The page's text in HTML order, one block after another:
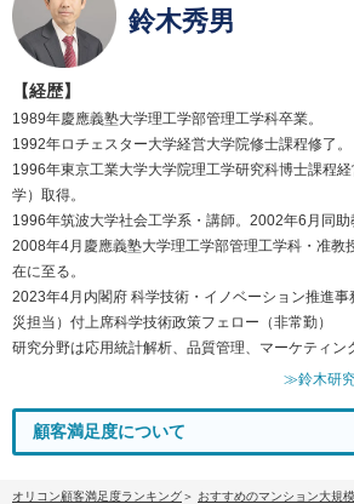
鈴木秀男
【経歴】
1989年慶應義塾大学理工学部管理工学科卒業。
1992年ロチェスター大学経営大学院修士課程修了。
1996年東京工業大学大学院理工学研究科博士課程
学）取得。
1996年筑波大学社会工学系・講師。2002年6月同助
2008年4月慶應義塾大学理工学部管理工学科・准教
在に至る。
2023年4月内閣府 科学技術・イノベーション推進
災担当）付上席科学技術政策フェロー（非常勤）
研究分野は応用統計解析、品質管理、マーケティン
≫鈴木研
顧客満足度について
オリコン顧客満足度ランキング
おすすめのマンション大規